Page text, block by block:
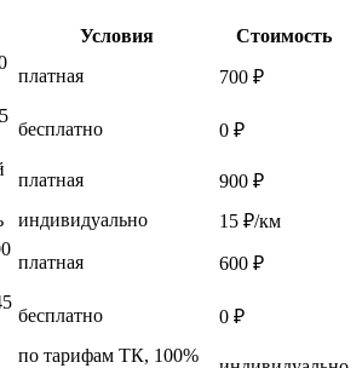
Условия
Стоимость
платная
700 ₽
бесплатно
0 ₽
платная
900 ₽
индивидуально
15 ₽/км
платная
600 ₽
бесплатно
0 ₽
по тарифам ТК, 100%